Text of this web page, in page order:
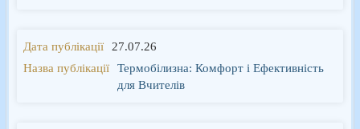
27.07.26
Термобілизна: Комфорт і Ефективність
для Вчителів